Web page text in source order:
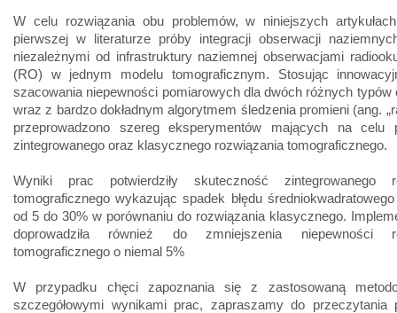
W celu rozwiązania obu problemów, w niniejszych
pierwszej w literaturze próby integracji obserwacji
niezależnymi od infrastruktury naziemnej obserwacjami
(RO) w jednym modelu tomograficznym. Stosując
szacowania niepewności pomiarowych dla dwóch różnych typów
wraz z bardzo dokładnym algorytmem śledzenia promieni (ang.
przeprowadzono szereg eksperymentów mających na celu
zintegrowanego oraz klasycznego rozwiązania tomograficznego.
Wyniki prac potwierdziły skuteczność zintegrowanego
tomograficznego wykazując spadek błędu
od 5 do 30% w porównaniu do rozwiązania klasycznego.
doprowadziła również do zmniejszenia niepewności
tomograficznego o niemal 5%
W przypadku chęci zapoznania się z zastosowaną
szczegółowymi wynikami prac, zapraszamy do przeczytania